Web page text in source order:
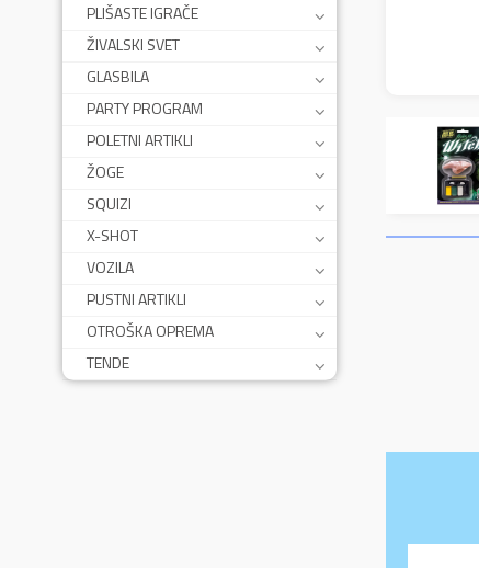
PLIŠASTE IGRAČE
ŽIVALSKI SVET
GLASBILA
PARTY PROGRAM
POLETNI ARTIKLI
ŽOGE
SQUIZI
X-SHOT
VOZILA
PUSTNI ARTIKLI
OTROŠKA OPREMA
TENDE